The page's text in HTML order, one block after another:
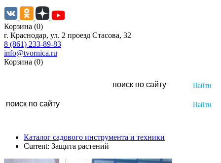
Корзина (0)
г. Краснодар, ул. 2 проезд Стасова, 32
8 (861) 233-89-83
info@tvornica.ru
Корзина (0)
Каталог садового инструмента и техники
Current: Защита растений